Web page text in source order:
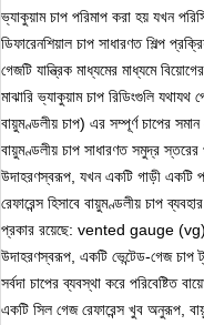
ভ্যাকুয়াম চাপ পরিমাপ করা হয় যখন
ডিফারেনশিয়াল চাপ সাধারণত শিল্প
গেজটি যান্ত্রিক মাধ্যমের মাধ্যমে
মাঝারি ভ্যাকুয়াম চাপ রিডিংগুলি
বায়ুমণ্ডলীয় চাপ) এর সম্পূর্ণ চাপের
বায়ুমণ্ডলীয় চাপ সাধারণত সমুদ্র স্তরের
উদাহরণস্বরূপ, যখন একটি গাড়ী একটি
রেফারেন্স হিসাবে বায়ুমণ্ডলীয় চাপ
প্রকার রয়েছে: vented gauge
উদাহরণস্বরূপ, একটি ভেন্টেড-গেজ চাপ
সর্বদা চাপের ব্যবস্থা করে পরিবেষ্টিত
একটি সিল গেজ রেফারেন্স খুব অনুরূপ,